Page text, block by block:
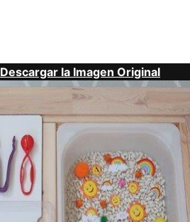
Descargar la Imagen Original